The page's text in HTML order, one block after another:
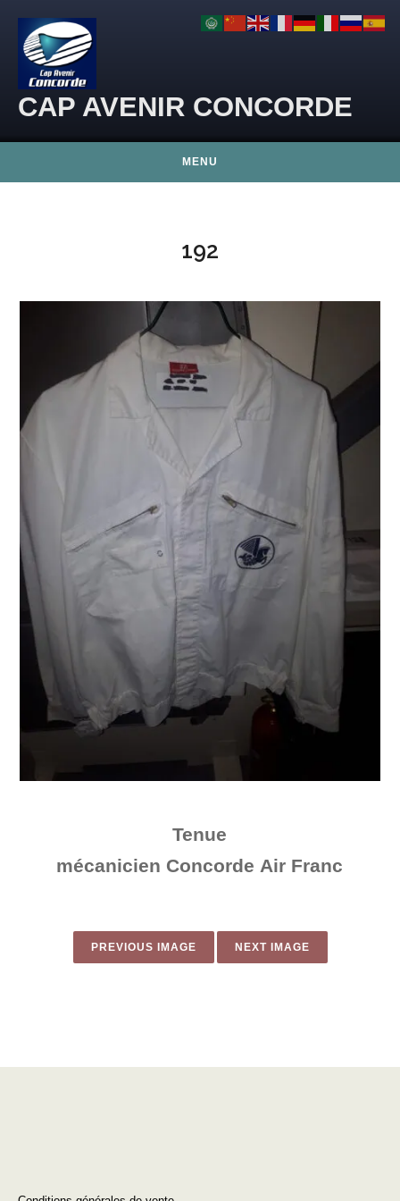
CAP AVENIR CONCORDE
MENU
192
Tenue
mécanicien Concorde Air Franc
PREVIOUS IMAGE NEXT IMAGE